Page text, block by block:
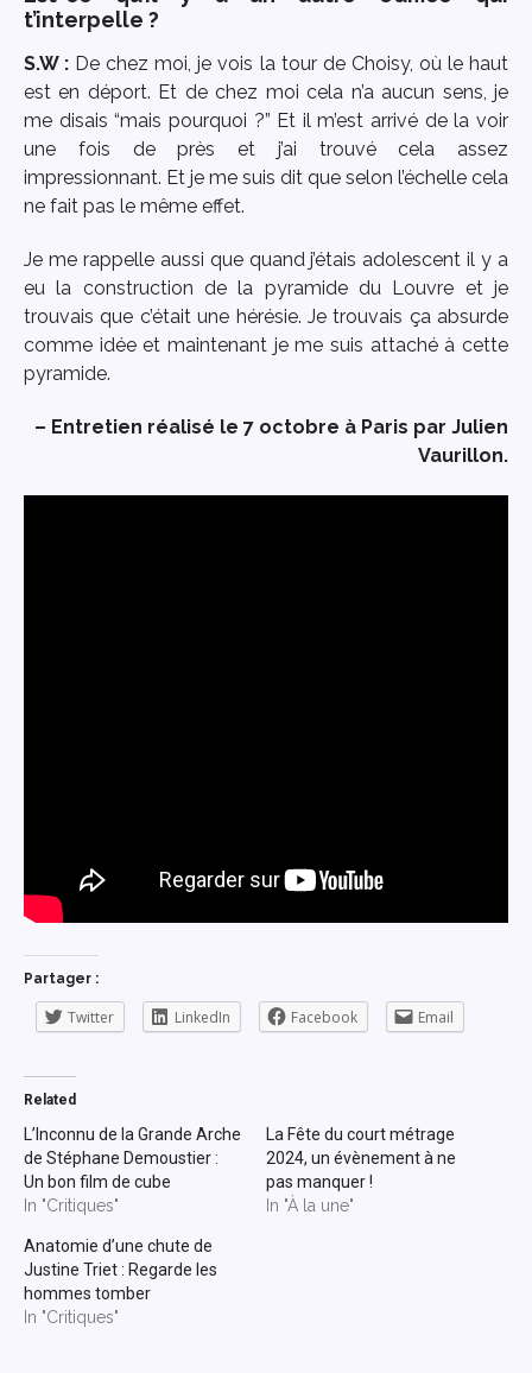
t’interpelle ?
S.W : De chez moi, je vois la tour de Choisy, où le haut
est en déport. Et de chez moi cela n’a aucun sens, je
me disais “mais pourquoi ?” Et il m’est arrivé de la voir
une fois de près et j’ai trouvé cela assez
impressionnant. Et je me suis dit que selon l’échelle cela
ne fait pas le même effet.
Je me rappelle aussi que quand j’étais adolescent il y a
eu la construction de la pyramide du Louvre et je
trouvais que c’était une hérésie. Je trouvais ça absurde
comme idée et maintenant je me suis attaché à cette
pyramide.
– Entretien réalisé le 7 octobre à Paris par Julien
Vaurillon.
Partager :
Twitter LinkedIn Facebook Email
Related
L’Inconnu de la Grande Arche
de Stéphane Demoustier :
Un bon film de cube
In "Critiques"
La Fête du court métrage
2024, un évènement à ne
pas manquer !
In "À la une"
Anatomie d’une chute de
Justine Triet : Regarde les
hommes tomber
In "Critiques"